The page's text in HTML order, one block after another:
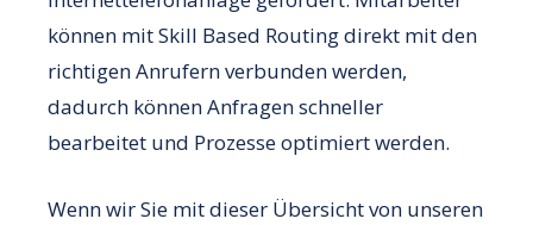
können mit Skill Based Routing direkt mit den
richtigen Anrufern verbunden werden,
dadurch können Anfragen schneller
bearbeitet und Prozesse optimiert werden.
Wenn wir Sie mit dieser Übersicht von unseren